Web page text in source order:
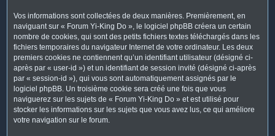
Vos informations sont collectées de deux manières. Premièrement, en
naviguant sur « Forum Yi-King Do », le logiciel phpBB créera un certain
nombre de cookies, qui sont des petits fichiers textes téléchargés dans les
fichiers temporaires du navigateur Internet de votre ordinateur. Les deux
premiers cookies ne contiennent qu’un identifiant utilisateur (désigné ci-
après par « user-id ») et un identifiant de session invité (désigné ci-après
par « session-id »), qui vous sont automatiquement assignés par le
logiciel phpBB. Un troisième cookie sera créé une fois que vous
naviguerez sur les sujets de « Forum Yi-King Do » et est utilisé pour
stocker les informations sur les sujets que vous avez lus, ce qui améliore
votre navigation sur le forum.